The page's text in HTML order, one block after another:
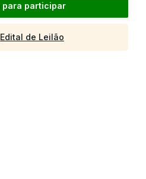
para participar
Edital de Leilão